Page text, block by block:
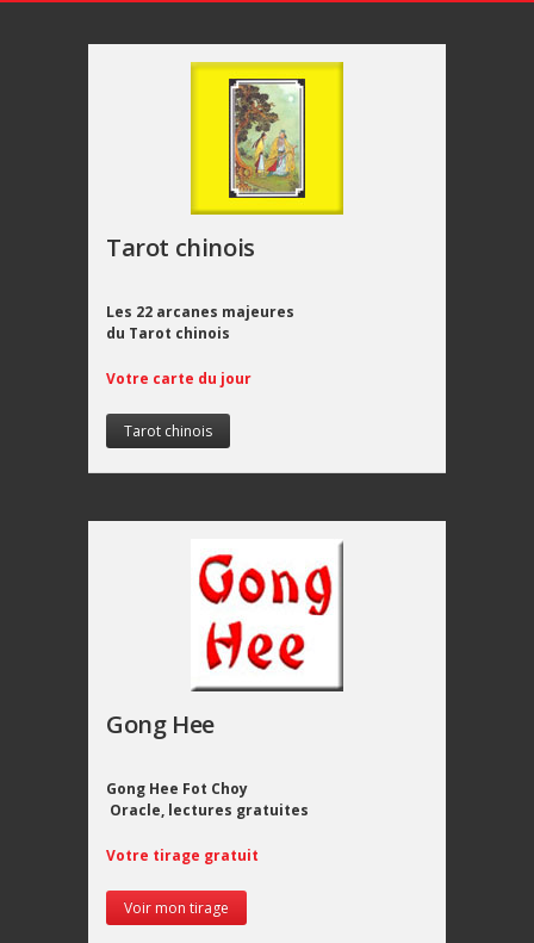
Tarot chinois
Les 22 arcanes majeures
du Tarot chinois
Votre carte du jour
Tarot chinois
Gong Hee
Gong Hee Fot Choy
Oracle, lectures gratuites
Votre tirage gratuit
Voir mon tirage